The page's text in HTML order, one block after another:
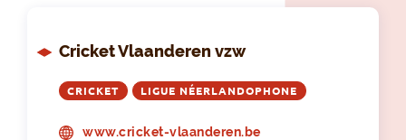
Cricket Vlaanderen vzw
CRICKET LIGUE NÉERLANDOPHONE
www.cricket-vlaanderen.be